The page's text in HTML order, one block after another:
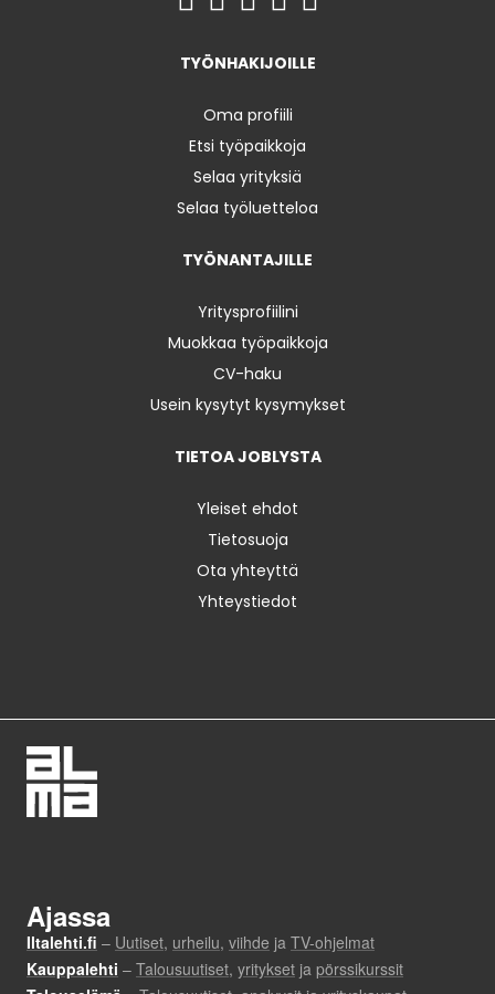
TYÖNHAKIJOILLE
Oma profiili
Etsi työpaikkoja
Selaa yrityksiä
Selaa työluetteloa
TYÖNANTAJILLE
Yritysprofiilini
Muokkaa työpaikkoja
CV-haku
Usein kysytyt kysymykset
TIETOA JOBLYSTA
Yleiset ehdot
Tietosuoja
Ota yhteyttä
Yhteystiedot